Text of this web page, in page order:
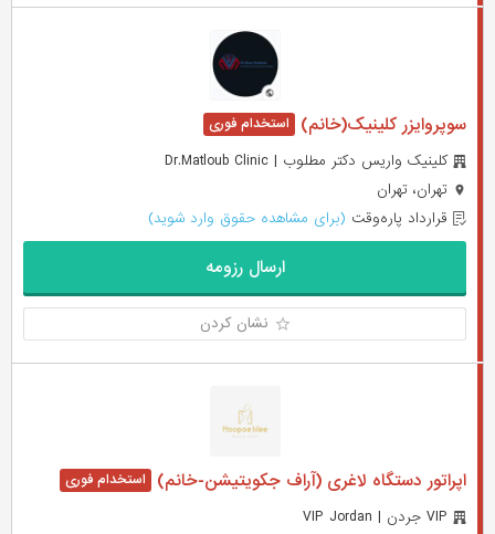
سوپروایزر کلینیک(خانم)
کلینیک واریس دکتر مطلوب | Dr.Matloub Clinic
تهران، تهران
قرارداد پاره‌وقت (برای مشاهده حقوق وارد شوید)
ارسال رزومه
نشان کردن
اپراتور دستگاه لاغری (آراف جکویتیشن-خانم)
VIP جردن | VIP Jordan